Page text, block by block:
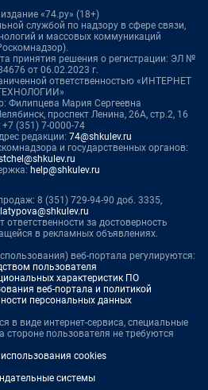
«74.ру» (18+)
службой по надзору в сфере связи,
и массовых коммуникаций
принятия решения о регистрации: ЭЛ №
от 06.02.2023 г.
ответственностью «ИНТЕРНЕТ
Филипцева Мария Сергеевна
проспект Ленина, 26А, стр.2, 16
+7 (351) 7-0000-74
редакции: 74@shkulev.ru
и государственных органов:
help@shkulev.ru
8 (351) 729-94-90 доб. 3335,
ответственности за достоверность
в рекламных объявлениях.
веб-портала регулируются:
пользователя
характеристик ПО
веб-портала и политикой
персональных данных
в виде интернет-сервиса, специальные
стороне пользователя не требуются
cookies
системы